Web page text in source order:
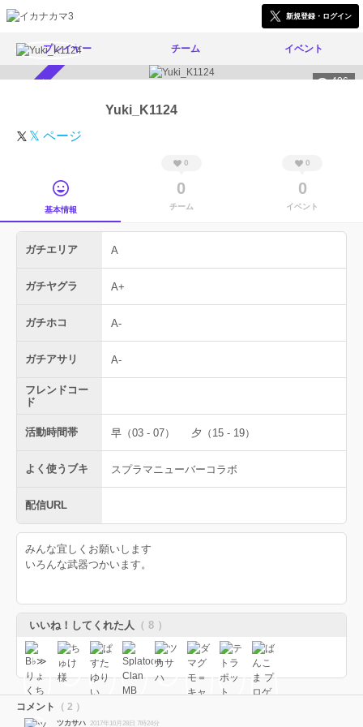
新規登録・ログイン
プレイヤー チーム イベント
406
Yuki_K1124
𝕏 ページ
基本情報
0
0
チーム
0
0
イベント
ガチエリア A
ガチヤグラ A+
ガチホコ A-
ガチアサリ A-
フレンドコー
ド
活動時間帯 早（03 - 07） 夕（15 - 19）
よく使うブキ スプラマニューバーコラボ
配信URL
みんな宜しくお願いします
いろんな武器つかいます。
いいね！してくれた人 （ 8 ）
コメント （ 2 ）
ツカサハ 2017年10月28日 7時24分